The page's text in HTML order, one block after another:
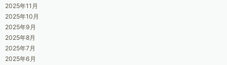
2025年11月
2025年10月
2025年9月
2025年8月
2025年7月
2025年6月